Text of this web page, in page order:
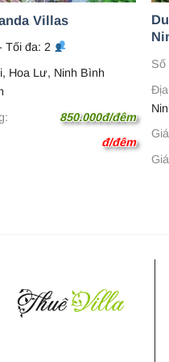
Villas
Tối đa: 2
Hoa Lư, Ninh Bình
850.000đ/đêm
đ/đêm
Số